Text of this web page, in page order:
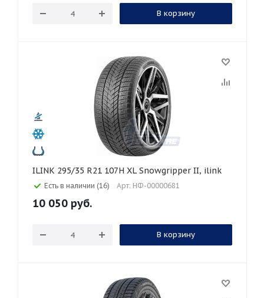
В корзину
ILINK 295/35 R21 107H XL Snowgripper II, ilink
Есть в наличии (16) Арт: НФ-00000681
10 050 руб.
В корзину